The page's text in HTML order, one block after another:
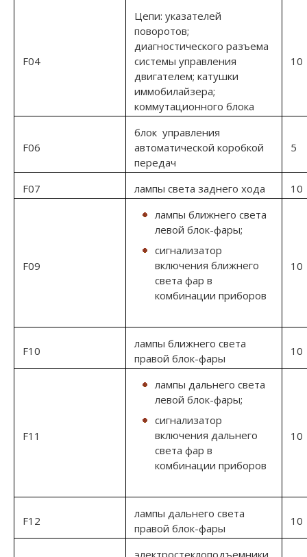
F04
Цепи: указателей
поворотов;
диагностического разъема
системы управления
двигателем; катушки
иммобилайзера;
коммутационного блока
10
F06
блок управления
автоматической коробкой
передач
5
F07 лампы света заднего хода 10
F09
лампы ближнего света
левой блок-фары;
сигнализатор
включения ближнего
света фар в
комбинации приборов
10
F10
лампы ближнего света
правой блок-фары
10
F11
лампы дальнего света
левой блок-фары;
сигнализатор
включения дальнего
света фар в
комбинации приборов
10
F12
лампы дальнего света
правой блок-фары
10